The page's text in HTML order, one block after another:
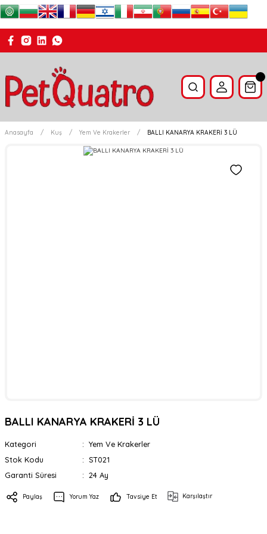
Anasayfa Kuş Yem Ve Krakerler BALLI KANARYA KRAKERİ 3 LÜ
BALLI KANARYA KRAKERİ 3 LÜ
Kategori
Yem Ve Krakerler
Stok Kodu
ST021
Garanti Süresi
24 Ay
Paylaş Yorum Yaz Tavsiye Et Karşılaştır